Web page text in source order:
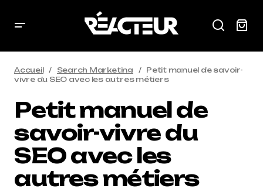
Accueil Search Marketing
Petit manuel de savoir-
vivre du SEO avec les autres métiers
Petit manuel de
savoir-vivre du
SEO avec les
autres métiers